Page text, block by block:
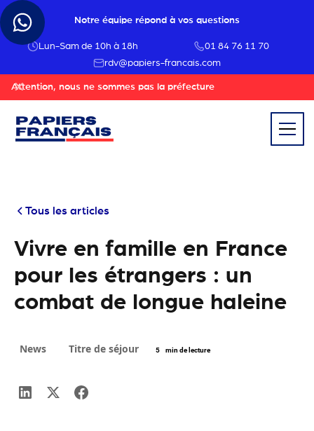
Notre équipe répond à vos questions
Lun-Sam de 10h à 18h
01 84 76 11 70
rdv@papiers-francais.com
Attention, nous ne sommes pas la préfecture
Tous les articles
Vivre en famille en France
pour les étrangers : un
combat de longue haleine
News Titre de séjour 5 min de lecture